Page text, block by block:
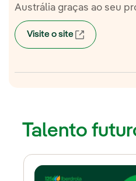
Austrália graças ao seu
Visite o site Link
Talento